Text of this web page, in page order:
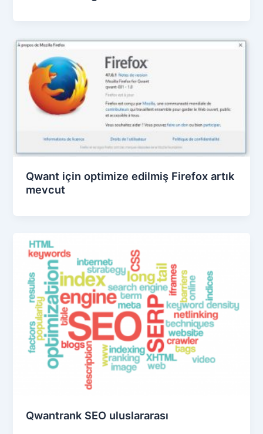
Qwant için optimize edilmiş Firefox artık
mevcut
Qwantrank SEO uluslararası